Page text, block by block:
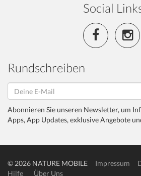
Social
Rundschreiben
Abonnieren Sie unseren Newsletter, um
Apps, App Updates, exklusive Angebote
© 2026 NATURE MOBILE Impressum
Hilfe
Über Uns